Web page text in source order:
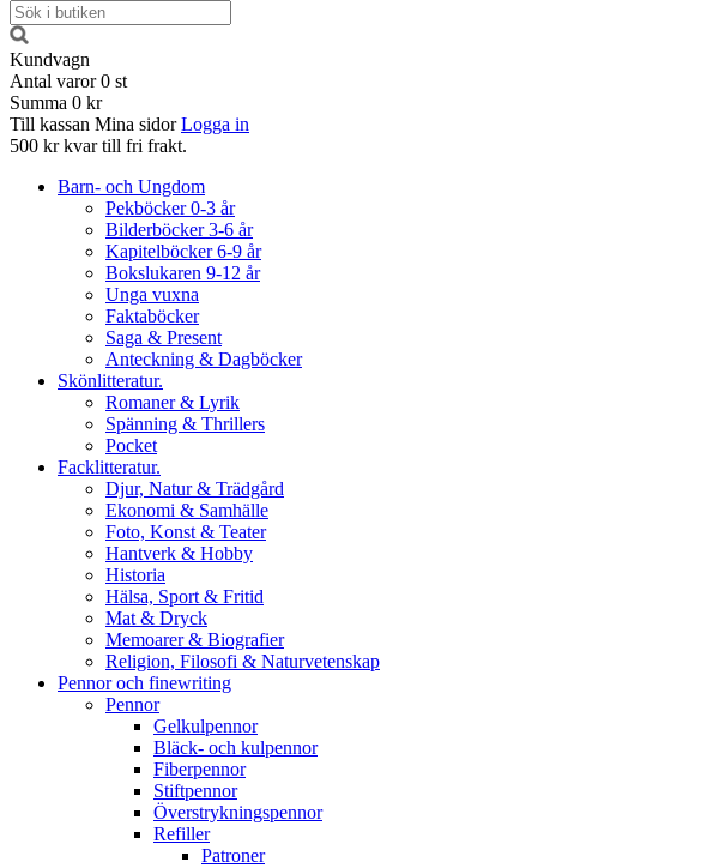
Kundvagn
Antal varor 0 st
Summa 0 kr
Till kassan Mina sidor Logga in
500 kr kvar till fri frakt.
Barn- och Ungdom
Pekböcker 0-3 år
Bilderböcker 3-6 år
Kapitelböcker 6-9 år
Bokslukaren 9-12 år
Unga vuxna
Faktaböcker
Saga & Present
Anteckning & Dagböcker
Skönlitteratur.
Romaner & Lyrik
Spänning & Thrillers
Pocket
Facklitteratur.
Djur, Natur & Trädgård
Ekonomi & Samhälle
Foto, Konst & Teater
Hantverk & Hobby
Historia
Hälsa, Sport & Fritid
Mat & Dryck
Memoarer & Biografier
Religion, Filosofi & Naturvetenskap
Pennor och finewriting
Pennor
Gelkulpennor
Bläck- och kulpennor
Fiberpennor
Stiftpennor
Överstrykningspennor
Refiller
Patroner